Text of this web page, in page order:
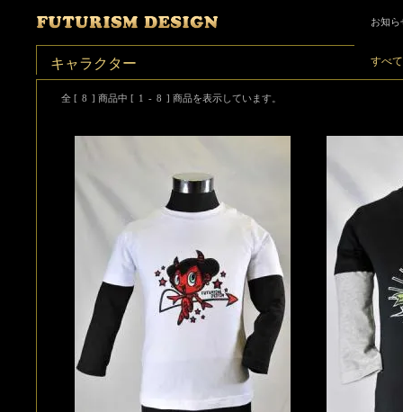
お知ら
すべ
キャラクター
全 [ 8 ] 商品中 [ 1 - 8 ] 商品を表示しています。